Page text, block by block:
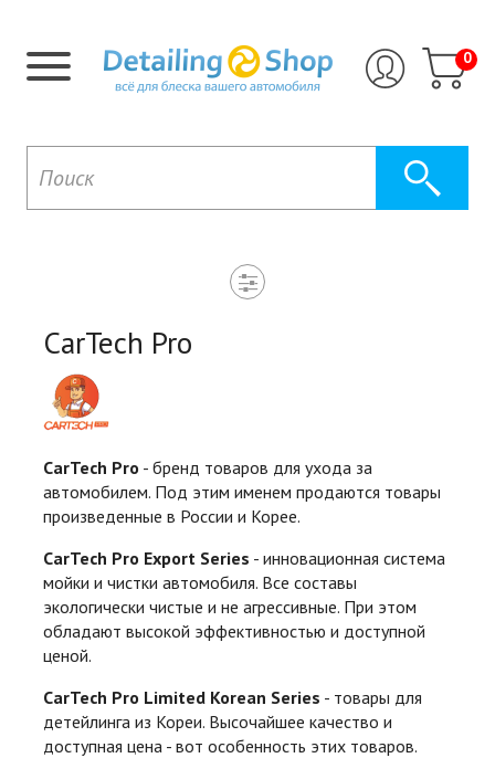
0
CarTech Pro
CarTech Pro - бренд товаров для ухода за
автомобилем. Под этим именем продаются товары
произведенные в Росcии и Корее.
CarTech Pro Export Series - инновационная система
мойки и чистки автомобиля. Все составы
экологически чистые и не агрессивные. При этом
обладают высокой эффективностью и доступной
ценой.
CarTech Pro Limited Korean Series - товары для
детейлинга из Кореи. Высочайшее качество и
доступная цена - вот особенность этих товаров.